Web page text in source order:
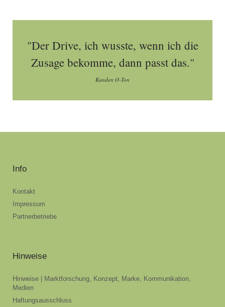
"Der Drive, ich wusste, wenn ich die
Zusage bekomme, dann passt das."
Kunden O-Ton
Info
Kontakt
Impressum
Partnerbetriebe
Hinweise
Hinweise | Marktforschung, Konzept, Marke, Kommunikation,
Medien
Haftungsausschluss